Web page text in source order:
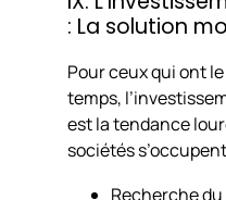
: La solution
Pour ceux qui ont
temps,
est la tendance
sociétés
Recherche